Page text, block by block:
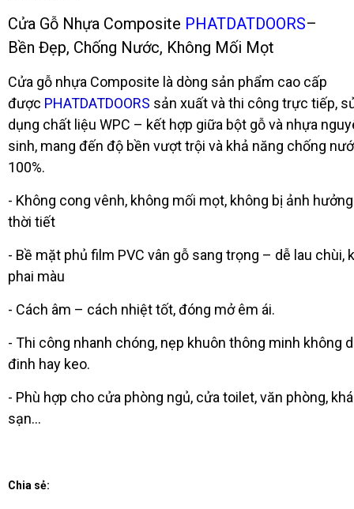
Cửa Gỗ Nhựa Composite PHATDATDOORS–
Bền Đẹp, Chống Nước, Không Mối Mọt
Cửa gỗ nhựa Composite là dòng sản phẩm cao cấp
được PHATDATDOORS sản xuất và thi công trực tiếp,
dụng chất liệu WPC – kết hợp giữa bột gỗ và nhựa
sinh, mang đến độ bền vượt trội và khả năng chống
100%.
- Không cong vênh, không mối mọt, không bị ảnh
thời tiết
- Bề mặt phủ film PVC vân gỗ sang trọng – dễ lau chùi,
phai màu
- Cách âm – cách nhiệt tốt, đóng mở êm ái.
- Thi công nhanh chóng, nẹp khuôn thông minh không
đinh hay keo.
- Phù hợp cho cửa phòng ngủ, cửa toilet, văn phòng,
sạn…
Chia sẻ: